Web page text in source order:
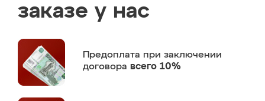
заказе у нас
Предоплата при заключении
договора всего 10%